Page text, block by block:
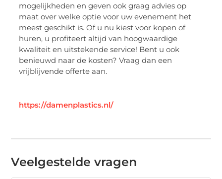
mogelijkheden en geven ook graag advies op
maat over welke optie voor uw evenement het
meest geschikt is. Of u nu kiest voor kopen of
huren, u profiteert altijd van hoogwaardige
kwaliteit en uitstekende service! Bent u ook
benieuwd naar de kosten? Vraag dan een
vrijblijvende offerte aan.
https://damenplastics.nl/
Veelgestelde vragen